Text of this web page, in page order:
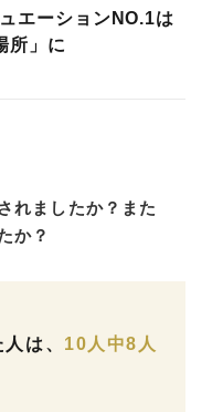
エーションNO.1は
所」に
れましたか？また
か？
は、 10人中8人